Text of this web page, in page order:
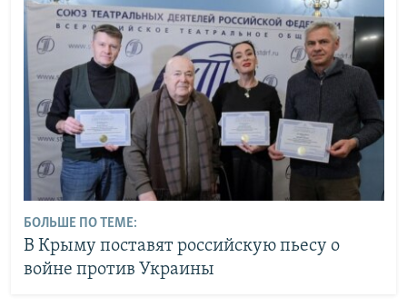
БОЛЬШЕ ПО ТЕМЕ:
В Крыму поставят российскую пьесу о
войне против Украины